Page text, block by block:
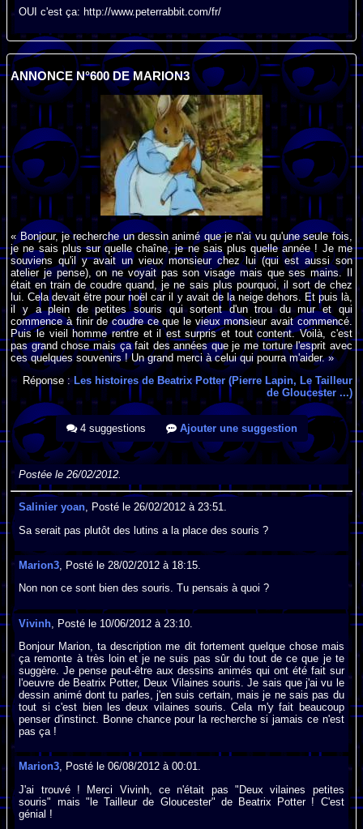
OUI c'est ça: http://www.peterrabbit.com/fr/
ANNONCE N°600 DE MARION3
« Bonjour, je recherche un dessin animé que je n'ai vu qu'une seule fois,
je ne sais plus sur quelle chaîne, je ne sais plus quelle année ! Je me
souviens qu'il y avait un vieux monsieur chez lui (qui est aussi son
atelier je pense), on ne voyait pas son visage mais que ses mains. Il
était en train de coudre quand, je ne sais plus pourquoi, il sort de chez
lui. Cela devait être pour noël car il y avait de la neige dehors. Et puis là,
il y a plein de petites souris qui sortent d'un trou du mur et qui
commence à finir de coudre ce que le vieux monsieur avait commencé.
Puis le vieil homme rentre et il est surpris et tout content. Voilà, c'est
pas grand chose mais ça fait des années que je me torture l'esprit avec
ces quelques souvenirs ! Un grand merci à celui qui pourra m'aider. »
Réponse : Les histoires de Beatrix Potter (Pierre Lapin, Le Tailleur
de Gloucester ...)
4 suggestions Ajouter une suggestion
Postée le 26/02/2012.
Salinier yoan, Posté le 26/02/2012 à 23:51.
Sa serait pas plutôt des lutins a la place des souris ?
Marion3 , Posté le 28/02/2012 à 18:15.
Non non ce sont bien des souris. Tu pensais à quoi ?
Vivinh , Posté le 10/06/2012 à 23:10.
Bonjour Marion, ta description me dit fortement quelque chose mais
ça remonte à très loin et je ne suis pas sûr du tout de ce que je te
suggère. Je pense peut-être aux dessins animés qui ont été fait sur
l'oeuvre de Beatrix Potter, Deux Vilaines souris. Je sais que j'ai vu le
dessin animé dont tu parles, j'en suis certain, mais je ne sais pas du
tout si c'est bien les deux vilaines souris. Cela m'y fait beaucoup
penser d'instinct. Bonne chance pour la recherche si jamais ce n'est
pas ça !
Marion3, Posté le 06/08/2012 à 00:01.
J'ai trouvé ! Merci Vivinh, ce n'était pas "Deux vilaines petites
souris" mais "le Tailleur de Gloucester" de Beatrix Potter ! C'est
génial !